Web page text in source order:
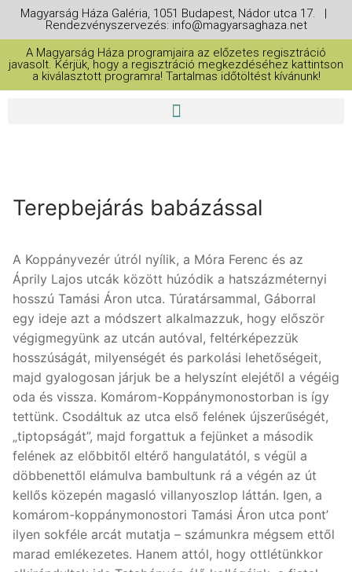
Magyarság Háza Galéria, 1051 Budapest, Nádor utca 17. |
Rendezvényszervezés: info@magyarsaghaza.net
A Magyarság Háza programjaira az előzetes regisztráció
javasolt. Kérjük, hogy a regisztráció megkezdéséhez kattintson
a kiválasztott programra! Tartalmas időtöltést kívánunk!
Terepbejárás babázással
A Koppányvezér útról nyílik, a Móra Ferenc és az
Áprily Lajos utcák között húzódik a hatszázméternyi
hosszú Tamási Áron utca. Túratársammal, Gáborral
egy ideje azt a módszert alkalmazzuk, hogy először
végigmegyünk az utcán autóval, feltérképezzük
hosszúságát, milyenségét és parkolási lehetőségeit,
majd gyalogosan járjuk be a helyszínt elejétől a végéig
oda és vissza. Komárom-Koppánymonostorban is így
tettünk. Csodáltuk az utca első felének újszerűségét,
„tiptopságát”, majd forgattuk a fejünket a második
felének az előbbitől eltérő hangulatától, s végül a
döbbenettől elámulva bambultunk rá a végén az út
kellős közepén magasló villanyoszlop láttán. Igen, a
komárom-koppánymonostori Tamási Áron utca pont’
ilyen sokféle arcát mutatja – számunkra mégsem ettől
marad emlékezetes. Hanem attól, hogy ottlétünkkor